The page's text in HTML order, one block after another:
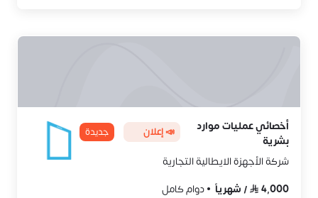
أخصائي عمليات موارد
بشرية
📣 إعلان جديدة
شركة الأجهزة الايطالية التجارية
4,000
/ شهرياً
دوام كامل